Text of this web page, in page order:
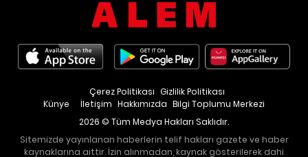
Künye İletişim Hakkımızda Bilgi Toplumu Merkezi
Çerez Politikası Gizlilik Politikası
2026 © Tüm Medya Hakları Saklıdır.
Sitemizde yayınlanan haberlerin telif hakları gazete ve haber
kaynaklarına aittir. İzin alınmadan, kaynak gösterilerek dahi